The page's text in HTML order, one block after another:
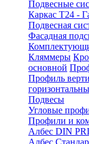
Подвесные
Каркас Т24 -
Подвесная
Фасадная
Кляммеры
основной
Профиль
Подвесы
Угловые
Профили и
Албес DIN
Албес